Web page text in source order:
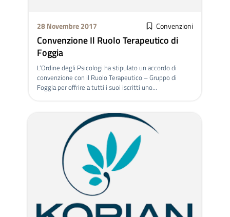
28 Novembre 2017 Convenzioni
Convenzione Il Ruolo Terapeutico di
Foggia
L’Ordine degli Psicologi ha stipulato un accordo di
convenzione con il Ruolo Terapeutico – Gruppo di
Foggia per offrire a tutti i suoi iscritti uno...